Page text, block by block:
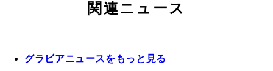
関連ニュース
グラビアニュースをもっと見る